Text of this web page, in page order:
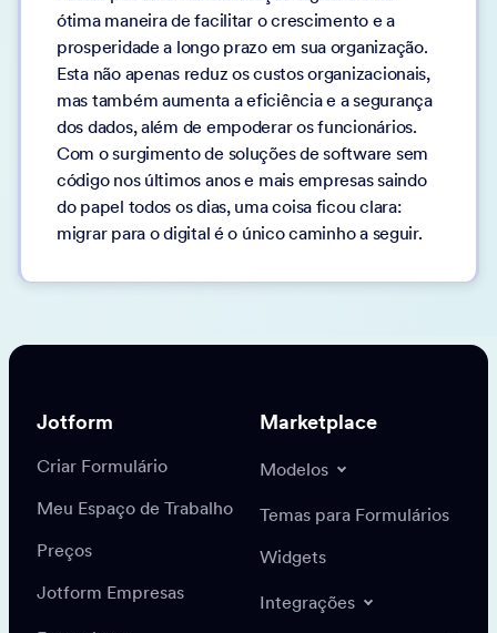
ótima maneira de facilitar o crescimento e a
prosperidade a longo prazo em sua organização.
Esta não apenas reduz os custos organizacionais,
mas também aumenta a eficiência e a segurança
dos dados, além de empoderar os funcionários.
Com o surgimento de soluções de software sem
código nos últimos anos e mais empresas saindo
do papel todos os dias, uma coisa ficou clara:
migrar para o digital é o único caminho a seguir.
Jotform
Criar Formulário
Meu Espaço de Trabalho
Preços
Jotform Empresas
Marketplace
Modelos
Temas para Formulários
Widgets
Integrações